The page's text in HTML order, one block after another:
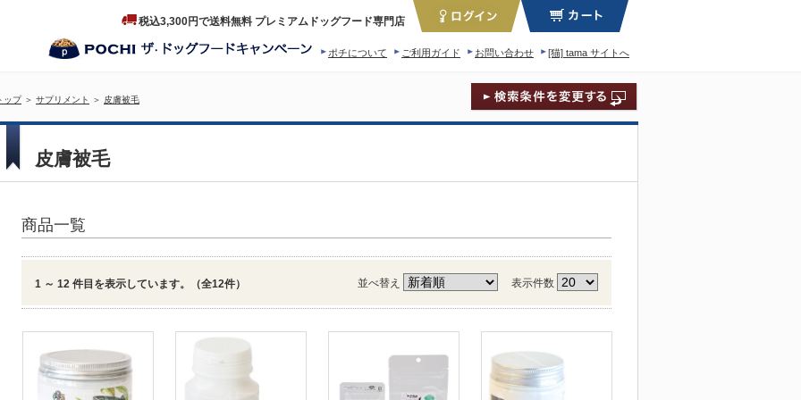
税込3,300円で送料無料 プレミアムドッグフード専門店
[猫] tama サイトへ
お問い合わせ
ご利用ガイド
ポチについて
ップ ＞ サプリメント ＞ 皮膚被毛
皮膚被毛
商品一覧
1 ～ 12 件目を表示しています。（全12件） 並べ替え 表示件数